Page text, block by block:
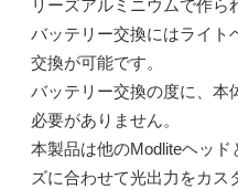
リーズアルミニウムで作ら
バッテリー交換にはライト
交換が可能です。
バッテリー交換の度に、本
必要がありません。
本製品は他のModliteヘッ
ズに合わせて光出力をカス